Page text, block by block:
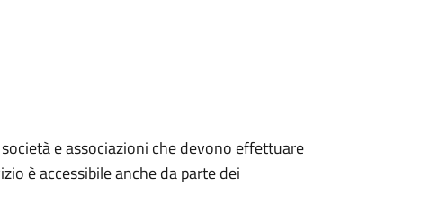
e associazioni che devono effettuare
è accessibile anche da parte dei